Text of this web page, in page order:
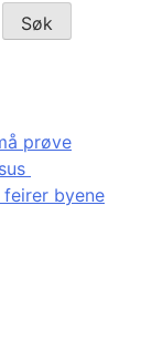
Søk
prøve
feirer byene